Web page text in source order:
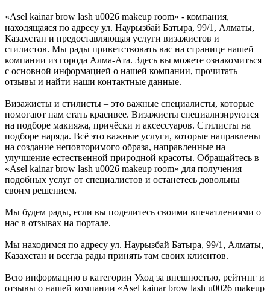
«Asel kainar brow lash u0026 makeup room» - компания,
находящаяся по адресу ул. Наурызбай Батыра, 99/1, Алматы,
Казахстан и предоставляющая услуги визажистов и
стилистов. Мы рады приветствовать вас на странице нашей
компании из города Алма-Ата. Здесь вы можете ознакомиться
с основной информацией о нашей компании, прочитать
отзывы и найти наши контактные данные.
Визажисты и стилисты – это важные специалисты, которые
помогают нам стать красивее. Визажисты специализируются
на подборе макияжа, причёски и аксессуаров. Стилисты на
подборе наряда. Всё это важные услуги, которые направлены
на создание неповторимого образа, направленные на
улучшение естественной природной красоты. Обращайтесь в
«Asel kainar brow lash u0026 makeup room» для получения
подобных услуг от специалистов и останетесь довольны
своим решением.
Мы будем рады, если вы поделитесь своими впечатлениями о
нас в отзывах на портале.
Мы находимся по адресу ул. Наурызбай Батыра, 99/1, Алматы,
Казахстан и всегда рады принять там своих клиентов.
Всю информацию в категории Уход за внешностью, рейтинг и
отзывы о нашей компании «Asel kainar brow lash u0026 makeup